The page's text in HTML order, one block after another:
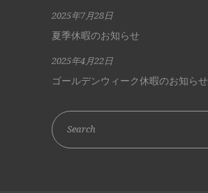
2025年7月28日
夏季休暇のお知らせ
2025年4月22日
ゴールデンウィーク休暇のお知らせ